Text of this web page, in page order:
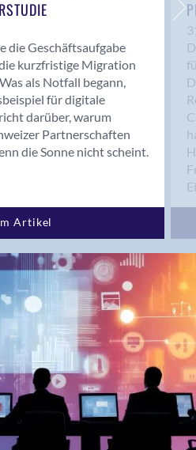
die Geschäftsaufgabe
kurzfristige Migration
als Notfall begann,
für digitale
darüber, warum
Partnerschaften
die Sonne nicht scheint.
Artikel